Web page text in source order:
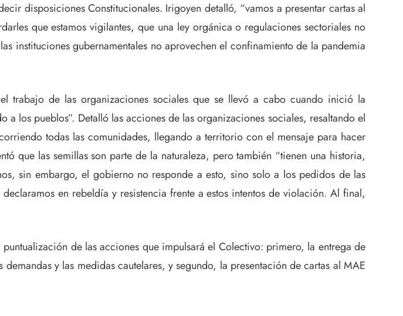
disposiciones Constitucionales. Irigoyen detalló, “vamos a presentar cartas al
que estamos vigilantes, que una ley orgánica o regulaciones sectoriales no
instituciones gubernamentales no aprovechen el confinamiento de la pandemia
trabajo de las organizaciones sociales que se llevó a cabo cuando inició la
los pueblos”. Detalló las acciones de las organizaciones sociales, resaltando el
todas las comunidades, llegando a territorio con el mensaje para hacer
que las semillas son parte de la naturaleza, pero también “tienen una historia,
sin embargo, el gobierno no responde a esto, sino solo a los pedidos de las
en rebeldía y resistencia frente a estos intentos de violación. Al final,
de las acciones que impulsará el Colectivo: primero, la entrega de
y las medidas cautelares, y segundo, la presentación de cartas al MAE